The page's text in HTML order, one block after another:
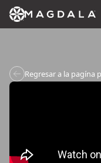
Regresar a la pagína